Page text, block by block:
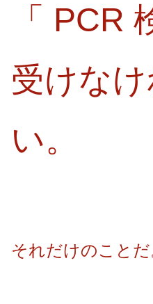
「 PCR
受けなけ
い。
それだけのことだ